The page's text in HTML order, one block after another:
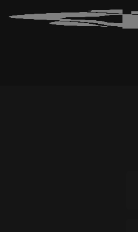
Blue+